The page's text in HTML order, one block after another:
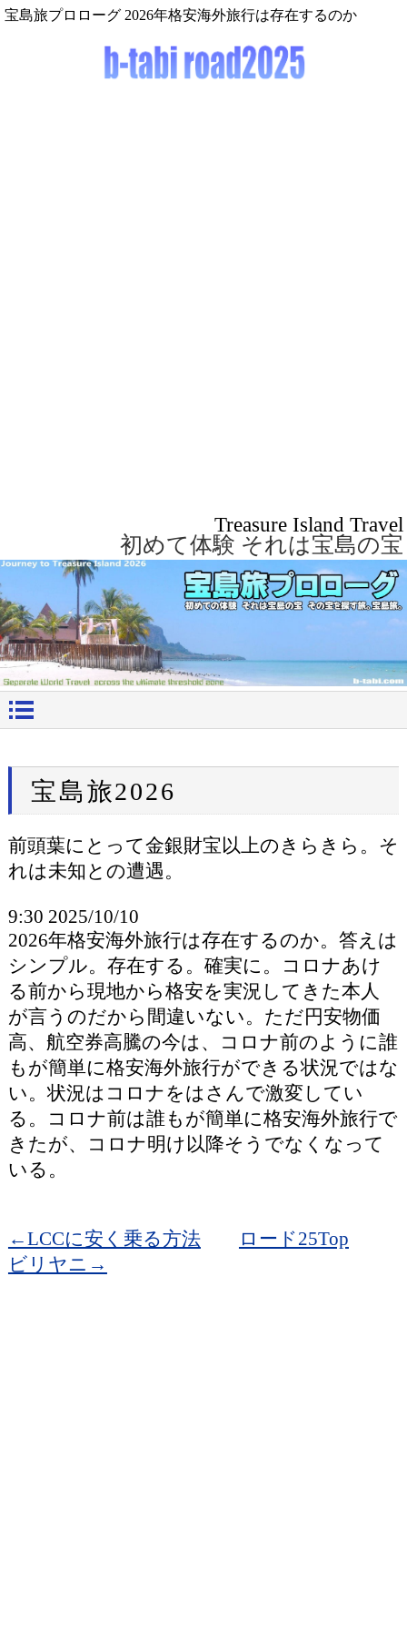
宝島旅プロローグ 2026年格安海外旅行は存在するのか
Treasure Island Travel
初めて体験 それは宝島の宝
宝島旅2026
前頭葉にとって金銀財宝以上のきらきら。そ
れは未知との遭遇。
9:30 2025/10/10
2026年格安海外旅行は存在するのか。答えは
シンプル。存在する。確実に。コロナあけ
る前から現地から格安を実況してきた本人
が言うのだから間違いない。ただ円安物価
高、航空券高騰の今は、コロナ前のように誰
もが簡単に格安海外旅行ができる状況ではな
い。状況はコロナをはさんで激変してい
る。コロナ前は誰もが簡単に格安海外旅行で
きたが、コロナ明け以降そうでなくなって
いる。
←LCCに安く乗る方法
ロード25Top
ビリヤニ→